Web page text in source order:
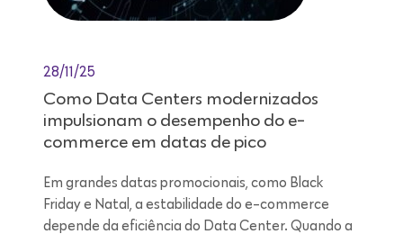
28/11/25
Como Data Centers modernizados
impulsionam o desempenho do e-
commerce em datas de pico
Em grandes datas promocionais, como Black
Friday e Natal, a estabilidade do e-commerce
depende da eficiência do Data Center. Quando a